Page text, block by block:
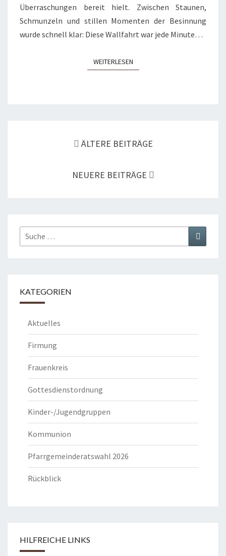
Überraschungen bereit hielt. Zwischen Staunen,
Schmunzeln und stillen Momenten der Besinnung
wurde schnell klar: Diese Wallfahrt war jede Minute…
WEITERLESENWEITERLESEN
ÄLTERE BEITRÄGE
NEUERE BEITRÄGE
Suche
nach:
Suchen
KATEGORIEN
Aktuelles
Firmung
Frauenkreis
Gottesdienstordnung
Kinder-/Jugendgruppen
Kommunion
Pfarrgemeinderatswahl 2026
Rückblick
HILFREICHE LINKS